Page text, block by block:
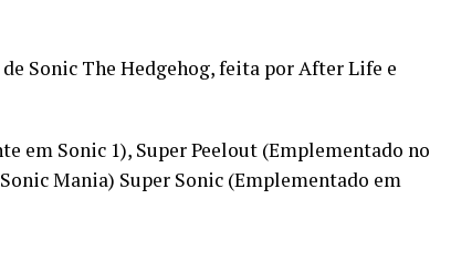
Sonic The Hedgehog, feita por After Life e
em Sonic 1), Super Peelout (Emplementado no
Mania) Super Sonic (Emplementado em